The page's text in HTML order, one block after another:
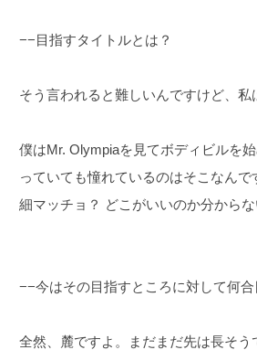
−−目指すタイトルとは？
そう言われると難しいんですけど、
僕はMr. Olympiaを見てボディビルを
っていても憧れているのはそこなんで
細マッチョ？ どこがいいのか分からな
−−今はその目指すところに対して何合
全然、麓ですよ。まだまだ先は長そ